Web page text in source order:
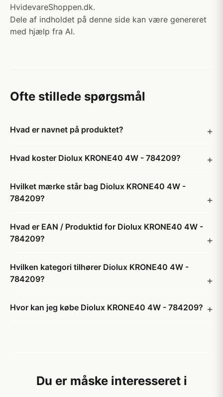
HvidevareShoppen.dk.
Dele af indholdet på denne side kan være genereret
med hjælp fra AI.
Ofte stillede spørgsmål
Hvad er navnet på produktet?
Hvad koster Diolux KRONE40 4W - 784209?
Hvilket mærke står bag Diolux KRONE40 4W -
784209?
Hvad er EAN / Produktid for Diolux KRONE40 4W -
784209?
Hvilken kategori tilhører Diolux KRONE40 4W -
784209?
Hvor kan jeg købe Diolux KRONE40 4W - 784209?
Du er måske interesseret i